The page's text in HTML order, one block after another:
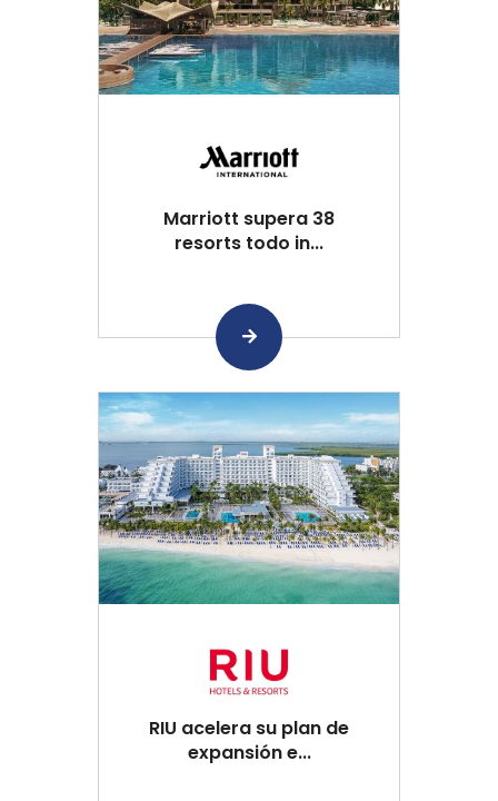
Marriott supera 38
resorts todo in...
RIU acelera su plan de
expansión e...